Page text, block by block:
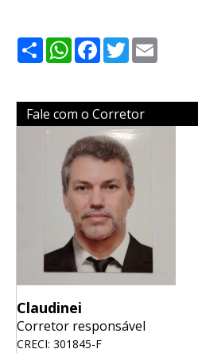
ShareWhatsApp
Facebook
Twitter
Fale com o Corretor
Claudinei
Corretor responsável
CRECI: 301845-F